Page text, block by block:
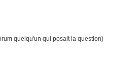
quelqu'un qui posait la question)